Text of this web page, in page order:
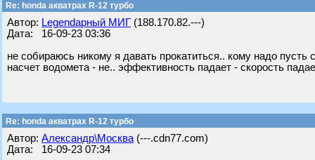
Re: honda акватрах R-12 турбо
Автор: Legendарный МИГ (188.170.82.---)
Дата: 16-09-23 03:36
не собираюсь никому я давать прокатиться.. кому надо пусть
насчет водомета - не.. эффективность падает - скорость
Re: honda акватрах R-12 турбо
Автор: Александр\Москва (---.cdn77.com)
Дата: 16-09-23 07:34